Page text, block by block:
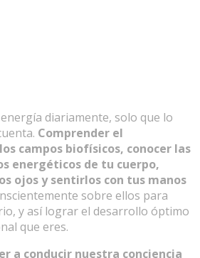
diariamente, solo que lo
Comprender el
campos biofísicos, conocer las
energéticos de tu cuerpo,
ojos y sentirlos con tus manos
sobre ellos para
y así lograr el desarrollo óptimo
que eres.
a conducir nuestra conciencia